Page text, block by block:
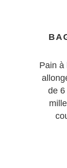
Pain à
de 6